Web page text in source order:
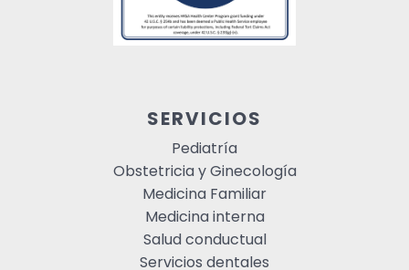
SERVICIOS
Pediatría
Obstetricia y Ginecología
Medicina Familiar
Medicina interna
Salud conductual
Servicios dentales